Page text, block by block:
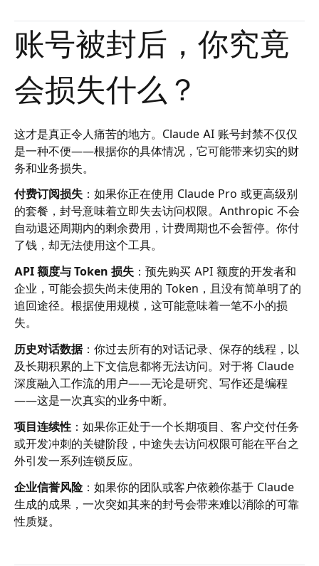
账号被封后，你究竟
会损失什么？
这才是真正令人痛苦的地方。Claude AI 账号封禁不仅仅
是一种不便——根据你的具体情况，它可能带来切实的财
务和业务损失。
付费订阅损失 ：如果你正在使用 Claude Pro 或更高级别
的套餐，封号意味着立即失去访问权限。Anthropic 不会
自动退还周期内的剩余费用，计费周期也不会暂停。你付
了钱，却无法使用这个工具。
API 额度与 Token 损失 ：预先购买 API 额度的开发者和
企业，可能会损失尚未使用的 Token，且没有简单明了的
追回途径。根据使用规模，这可能意味着一笔不小的损
失。
历史对话数据：你过去所有的对话记录、保存的线程，以
及长期积累的上下文信息都将无法访问。对于将 Claude
深度融入工作流的用户——无论是研究、写作还是编程
——这是一次真实的业务中断。
项目连续性 ：如果你正处于一个长期项目、客户交付任务
或开发冲刺的关键阶段，中途失去访问权限可能在平台之
外引发一系列连锁反应。
企业信誉风险：如果你的团队或客户依赖你基于 Claude
生成的成果，一次突如其来的封号会带来难以消除的可靠
性质疑。